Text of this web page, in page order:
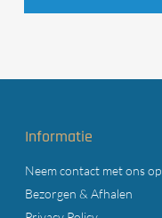
Informatie
Neem contact met ons op
Bezorgen & Afhalen